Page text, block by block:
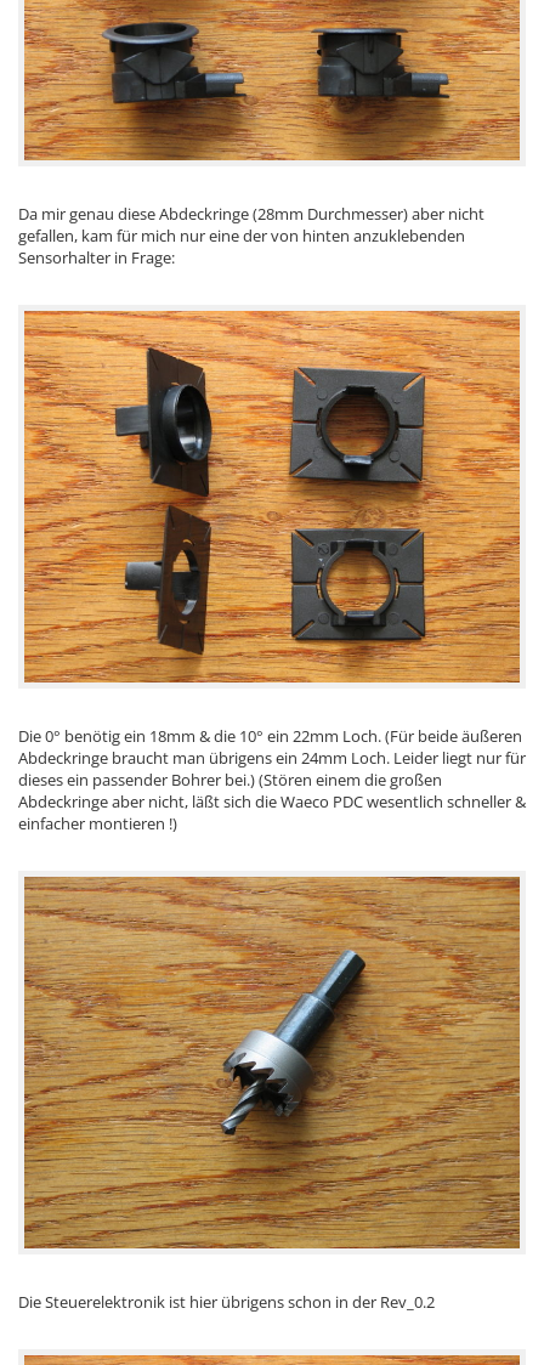
Da mir genau diese Abdeckringe (28mm Durchmesser) aber nicht
gefallen, kam für mich nur eine der von hinten anzuklebenden
Sensorhalter in Frage:
Die 0° benötig ein 18mm & die 10° ein 22mm Loch. (Für beide äußeren
Abdeckringe braucht man übrigens ein 24mm Loch. Leider liegt nur für
dieses ein passender Bohrer bei.) (Stören einem die großen
Abdeckringe aber nicht, läßt sich die Waeco PDC wesentlich schneller &
einfacher montieren !)
Die Steuerelektronik ist hier übrigens schon in der Rev_0.2